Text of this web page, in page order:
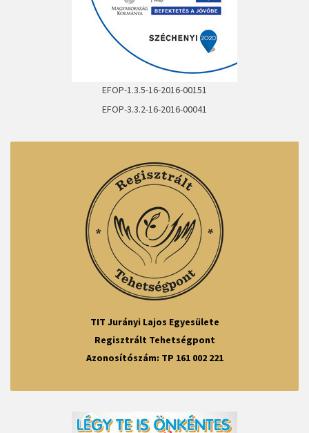
EFOP-1.3.5-16-2016-00151
EFOP-3.3.2-16-2016-00041
TIT Jurányi Lajos Egyesülete
Regisztrált Tehetségpont
Azonosítószám: TP 161 002 221